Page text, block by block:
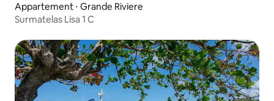
Appartement ⋅ Grande Riviere
Surmatelas Lisa 1 C